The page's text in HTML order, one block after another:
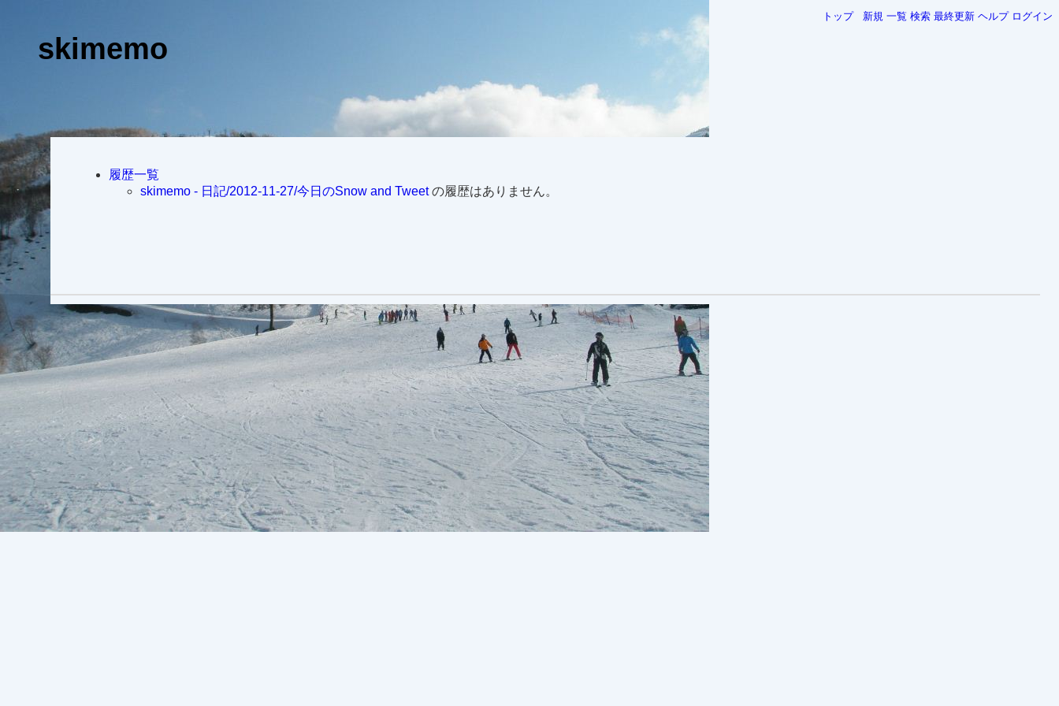
トップ 新規 一覧 検索 最終更新 ヘルプ ログイン
skimemo
履歴一覧
skimemo - 日記/2012-11-27/今日のSnow and Tweetの履歴はありません。